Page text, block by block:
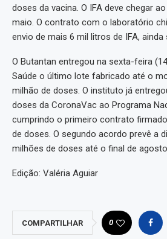
doses da vacina. O IFA deve chegar
maio. O contrato com o laboratório
envio de mais 6 mil litros de IFA,
O Butantan entregou na sexta-feira
Saúde o último lote fabricado até o
milhão de doses. O instituto já
doses da CoronaVac ao Programa
cumprindo o primeiro contrato
de doses. O segundo acordo prevê a
milhões de doses até o final de
Edição: Valéria Aguiar
COMPARTILHAR 0